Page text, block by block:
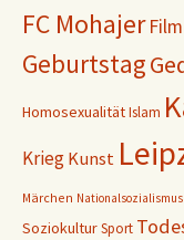
FC Mohajer Film
Geburtstag
HomosexualitätIslam
Krieg Kunst
Märchen Nationalsozialismus
SoziokulturSport